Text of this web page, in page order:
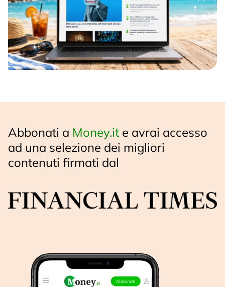
Abbonati a Money.it e avrai accesso
ad una selezione dei migliori
contenuti firmati dal